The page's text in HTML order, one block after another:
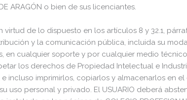
ARAGÓN o bien de sus licenciantes.
virtud de lo dispuesto en los artículos 8 y 32.1,
y la comunicación pública, incluida su
cualquier soporte y por cualquier medio técnico,
los derechos de Propiedad Intelectual e
incluso imprimirlos, copiarlos y almacenarlos
uso personal y privado. El USUARIO deberá